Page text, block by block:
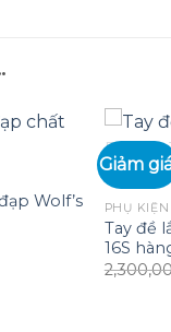
Add to
Wolf’s
Giảm
PHỤ
Tay đề
16S